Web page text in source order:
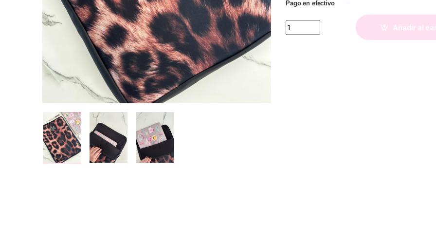
Pago en efectivo
Porta Notebook Praga (Estampa Leopardo)
Añadir al